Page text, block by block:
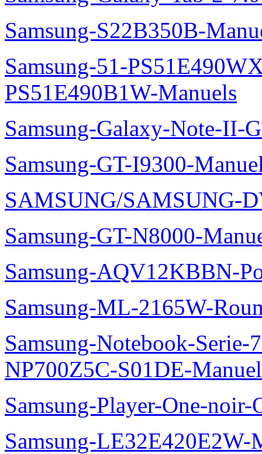
Samsung-S22B350B-
Samsung-51-
PS51E490B1W-Manuels
Samsung-Galaxy-Note-II-
Samsung-GT-I9300-
SAMSUNG/SAMSUNG-
Samsung-GT-N8000-
Samsung-AQV12KBBN-
Samsung-ML-2165W-
Samsung-Notebook-
NP700Z5C-S01DE-
Samsung-Player-One-
Samsung-LE32E420E2W-